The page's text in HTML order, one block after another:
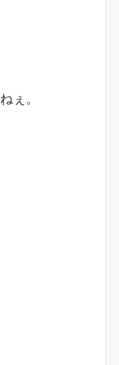
ぇ。